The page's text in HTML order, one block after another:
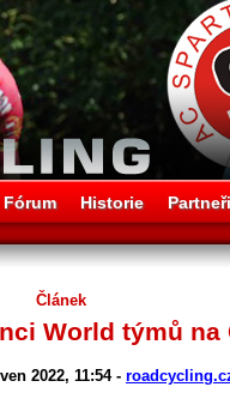
Fórum Historie Partneři
Článek
World týmů
2022, 11:54 -